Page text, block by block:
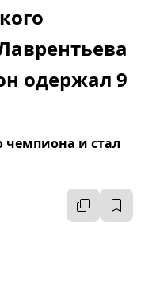
одержал 9
и стал